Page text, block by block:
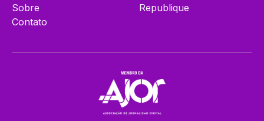
Sobre
Contato
Republique